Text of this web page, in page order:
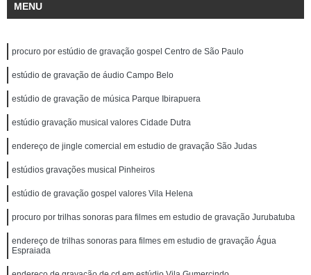
MENU
procuro por estúdio de gravação gospel Centro de São Paulo
estúdio de gravação de áudio Campo Belo
estúdio de gravação de música Parque Ibirapuera
estúdio gravação musical valores Cidade Dutra
endereço de jingle comercial em estudio de gravação São Judas
estúdios gravações musical Pinheiros
estúdio de gravação gospel valores Vila Helena
procuro por trilhas sonoras para filmes em estudio de gravação Jurubatuba
endereço de trilhas sonoras para filmes em estudio de gravação Água
Espraiada